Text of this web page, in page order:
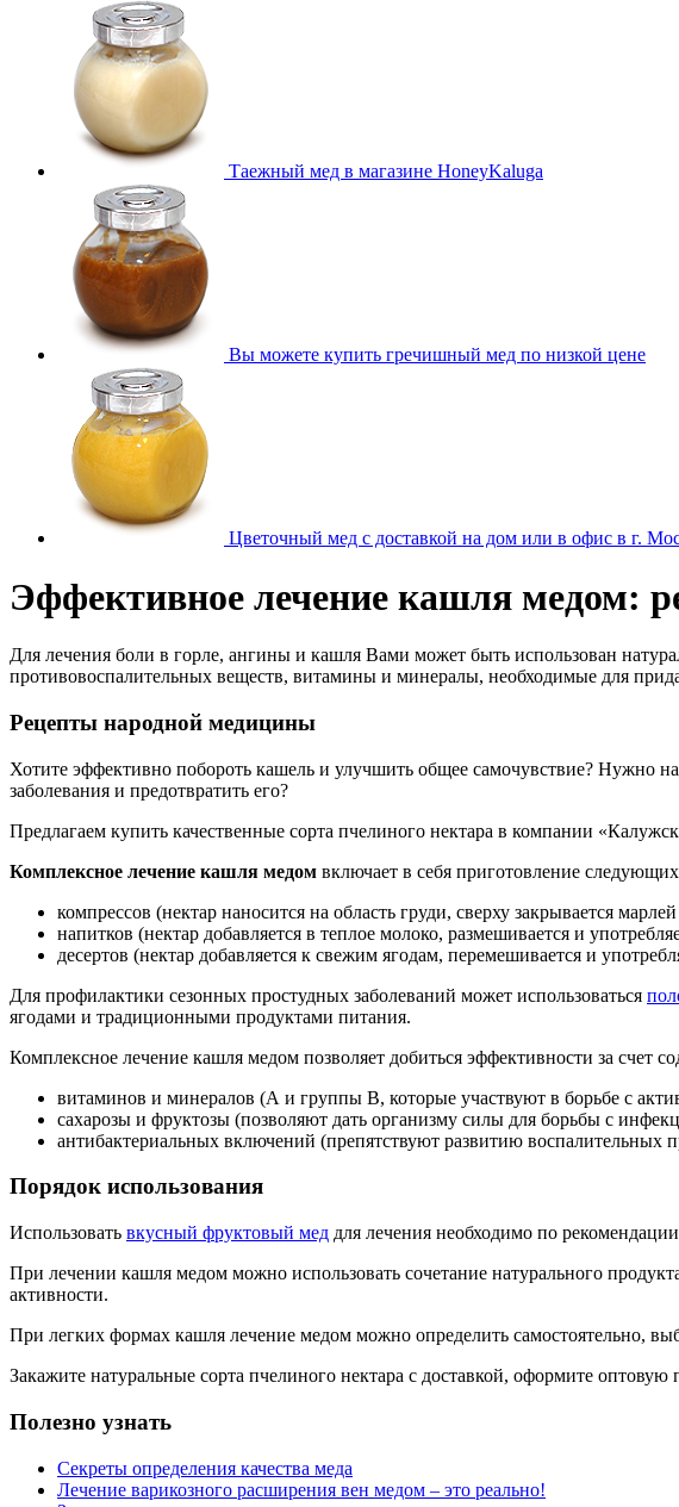
Таежный мед в магазине HoneyKaluga
Вы можете купить гречишный мед по низкой цене
Цветочный мед с доставкой на дом или в офис в г.
Эффективное лечение кашля медом:
Для лечения боли в горле, ангины и кашля Вами может быть использован
противовоспалительных веществ, витамины и минералы, необходимые для
Рецепты народной медицины
Хотите эффективно побороть кашель и улучшить общее самочувствие? Нужно
заболевания и предотвратить его?
Предлагаем купить качественные сорта пчелиного нектара в компании
Комплексное лечение кашля медом включает в себя приготовление
компрессов (нектар наносится на область груди, сверху закрывается
напитков (нектар добавляется в теплое молоко, размешивается и
десертов (нектар добавляется к свежим ягодам, перемешивается и
Для профилактики сезонных простудных заболеваний может использоваться
ягодами и традиционными продуктами питания.
Комплексное лечение кашля медом позволяет добиться эффективности за счет
витаминов и минералов (А и группы В, которые участвуют в борьбе с
сахарозы и фруктозы (позволяют дать организму силы для борьбы с
антибактериальных включений (препятствуют развитию воспалительных
Порядок использования
Использовать вкусный фруктовый мед для лечения необходимо по
При лечении кашля медом можно использовать сочетание натурального
активности.
При легких формах кашля лечение медом можно определить самостоятельно,
Закажите натуральные сорта пчелиного нектара с доставкой, оформите
Полезно узнать
Секреты определения качества меда
Лечение варикозного расширения вен медом – это реально!